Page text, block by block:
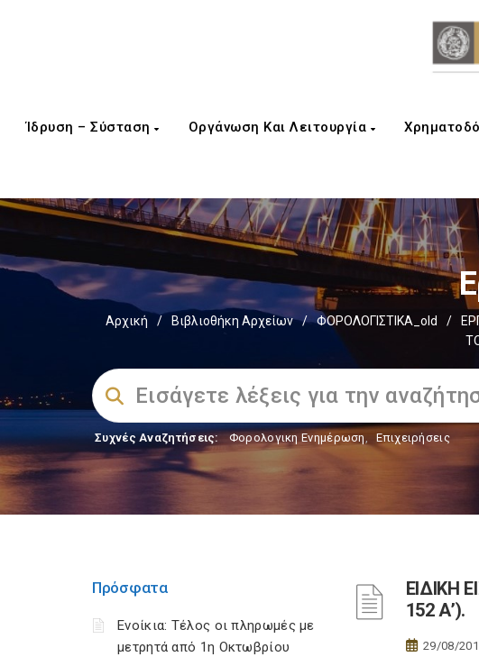
Ίδρυση – Σύσταση Οργάνωση Και Λειτουργία
Αρχική / Βιβλιοθήκη Αρχείων / ΦΟΡΟΛΟΓΙΣΤΙΚΑ_old /
Συχνές Αναζητήσεις: Φορολογικη Ενημέρωση, Επιχειρήσεις
Πρόσφατα
Ενοίκια: Τέλος οι πληρωμές με
μετρητά από 1η Οκτωβρίου
ΕΙΔΙΚΗ
152 Α’).
29/08/